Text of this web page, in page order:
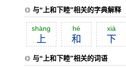
与“上和下睦”相关的字典解释
shàng
上
hé
和
xià
下
与“上和下睦”相关的词语